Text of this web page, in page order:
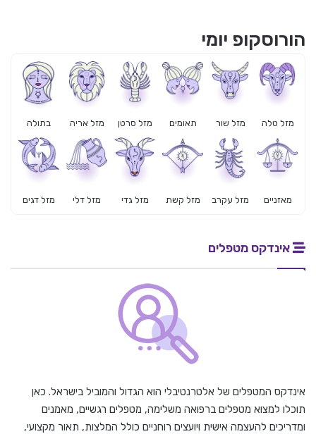
הורוסקופ יומי
מזל טלה מזל שור תאומים מזל סרטן מזל אריה בתולה
מאזניים מזל עקרב מזל קשת מזל גדי מזל דלי מזל דגים
אינדקס מטפלים
אינדקס המטפלים של אלטרנטיבלי הוא הגדול והמוביל בישראל. כאן
תוכלו למצוא מטפלים ברפואה משלימה, מטפלים רגשיים, מאמנים
ומדריכים להעצמה אישית ויועצים רוחניים כולל המלצות, תאור מקצועי,